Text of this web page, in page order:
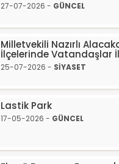
27-07-2026 - GÜNCEL
Milletvekili Nazırlı
İlçelerinde Vatandaşlar
25-07-2026 - SİYASET
Lastik Park
17-05-2026 - GÜNCEL